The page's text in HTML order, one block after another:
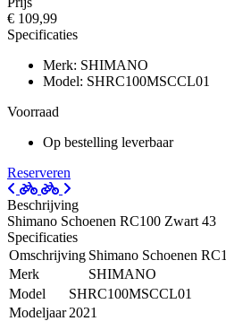
€ 109,99
Specificaties
Merk: SHIMANO
Model: SHRC100MSCCL01
Voorraad
Op bestelling leverbaar
Reserveren
Beschrijving
Shimano Schoenen RC100 Zwart 43
Specificaties
Omschrijving Shimano Schoenen
Merk
SHIMANO
Model
SHRC100MSCCL01
Modeljaar 2021